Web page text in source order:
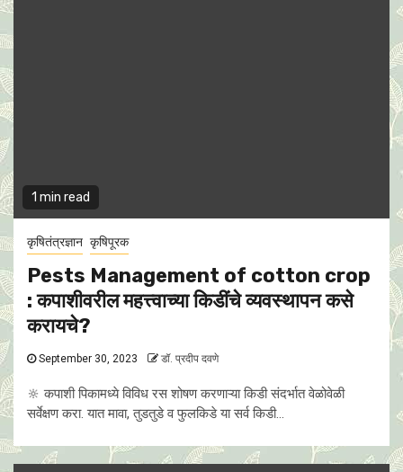
1 min read
कृषितंत्रज्ञान कृषिपूरक
Pests Management of cotton crop
: कपाशीवरील महत्त्वाच्या किडींचे व्यवस्थापन कसे
करायचे?
September 30, 2023 डॉ. प्रदीप दवणे
🔆 कपाशी पिकामध्ये विविध रस शोषण करणाऱ्या किडी संदर्भात वेळोवेळी
सर्वेक्षण करा. यात मावा, तुडतुडे व फुलकिडे या सर्व किडी...